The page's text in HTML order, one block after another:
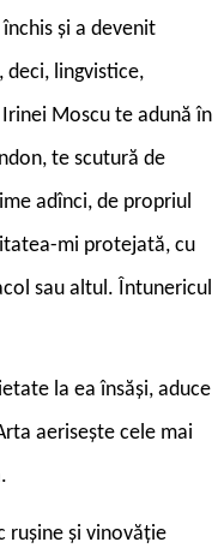
și a devenit
deci, lingvistice,
Moscu te adună în
te scutură de
adînci, de propriul
mi protejată, cu
sau altul. Întunericul
la ea însăși, aduce
aerisește cele mai
rușine și vinovăție